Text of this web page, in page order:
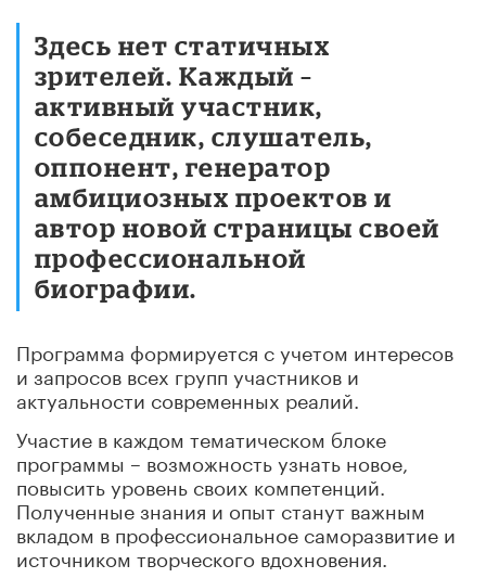
Здесь нет статичных
зрителей. Каждый –
активный участник,
собеседник, слушатель,
оппонент, генератор
амбициозных проектов и
автор новой страницы своей
профессиональной
биографии.
Программа формируется с учетом интересов
и запросов всех групп участников и
актуальности современных реалий.
Участие в каждом тематическом блоке
программы – возможность узнать новое,
повысить уровень своих компетенций.
Полученные знания и опыт станут важным
вкладом в профессиональное саморазвитие и
источником творческого вдохновения.